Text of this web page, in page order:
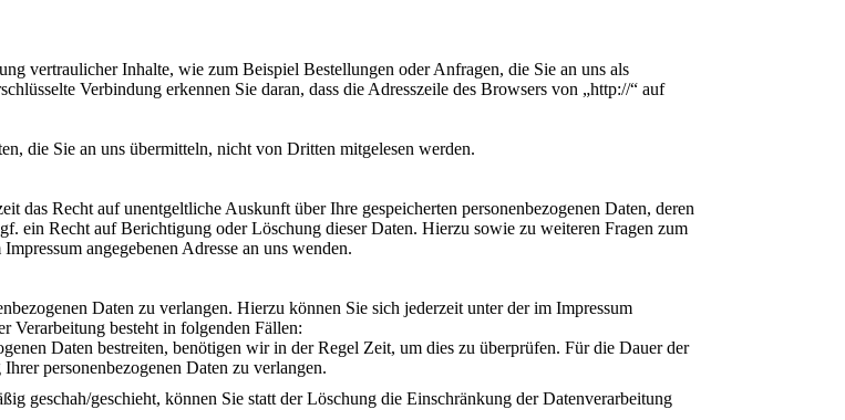
vertraulicher Inhalte, wie zum Beispiel Bestellungen oder Anfragen, die Sie an uns als
Verbindung erkennen Sie daran, dass die Adresszeile des Browsers von „http://“ auf
die Sie an uns übermitteln, nicht von Dritten mitgelesen werden.
das Recht auf unentgeltliche Auskunft über Ihre gespeicherten personenbezogenen Daten, deren
ein Recht auf Berichtigung oder Löschung dieser Daten. Hierzu sowie zu weiteren Fragen zum
angegebenen Adresse an uns wenden.
Daten zu verlangen. Hierzu können Sie sich jederzeit unter der im Impressum
Verarbeitung besteht in folgenden Fällen:
Daten bestreiten, benötigen wir in der Regel Zeit, um dies zu überprüfen. Für die Dauer der
personenbezogenen Daten zu verlangen.
geschah/geschieht, können Sie statt der Löschung die Einschränkung der Datenverarbeitung